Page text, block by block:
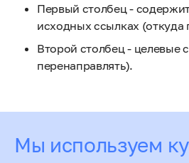
Первый столбец -
исходных ссылках (откуда
Второй столбец - целевые
перенаправлять).
Мы используем